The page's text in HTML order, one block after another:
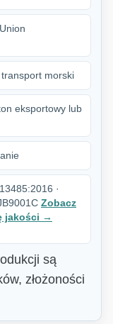
morski
eksportowy lub
·
Zobacz
jakości →
są
złożoności